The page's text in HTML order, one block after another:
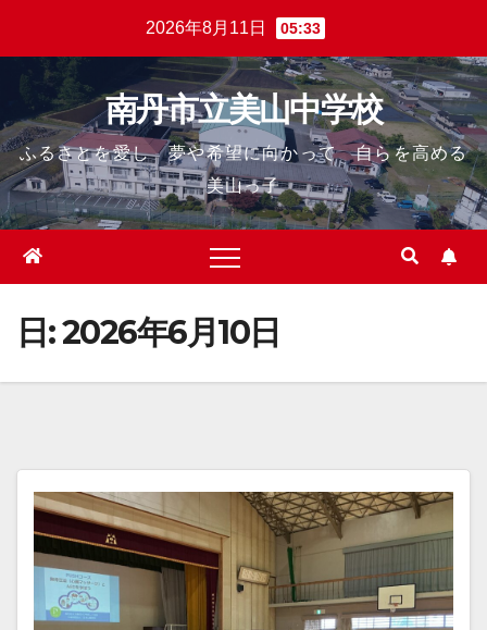
content
2026年8月11日 05:33
南丹市立美山中学校
ふるさとを愛し 夢や希望に向かって 自らを高める
美山っ子
日:2026年6月10日